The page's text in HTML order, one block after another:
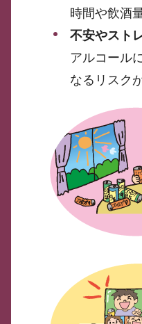
時間や飲酒
不安やスト
アルコール
なるリスク